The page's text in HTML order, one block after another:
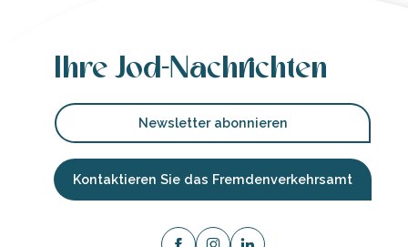
Ihre Jod-Nachrichten
Newsletter abonnieren
Kontaktieren Sie das Fremdenverkehrsamt